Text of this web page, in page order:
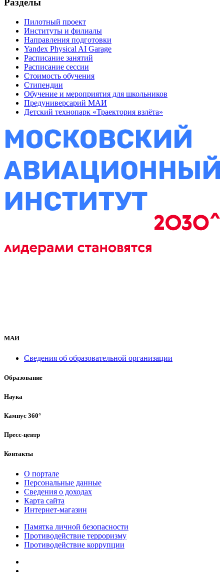
Разделы
Пилотный проект
Институты и филиалы
Направления подготовки
Yandex Physical AI Garage
Расписание занятий
Расписание сессии
Стоимость обучения
Стипендии
Обучение и мероприятия для школьников
Предуниверсарий МАИ
Детский технопарк «Траектория взлёта»
МАИ
Сведения об образовательной организации
Образование
Наука
Кампус 360°
Пресс-центр
Контакты
О портале
Персональные данные
Сведения о доходах
Карта сайта
Интернет-магазин
Памятка личной безопасности
Противодействие терроризму
Противодействие коррупции